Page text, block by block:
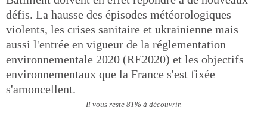
défis. La hausse des épisodes météorologiques
violents, les crises sanitaire et ukrainienne mais
aussi l'entrée en vigueur de la réglementation
environnementale 2020 (RE2020) et les objectifs
environnementaux que la France s'est fixée
s'amoncellent.
Il vous reste 81% à découvrir.